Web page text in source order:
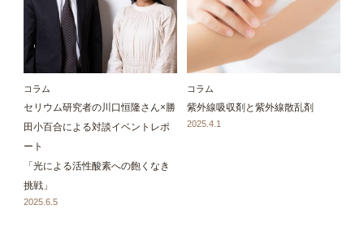
コラム
セリウム研究者の川口恒隆さん×勝
田小百合による対談イベントレポ
ート
「光による活性酸素への飽くなき
挑戦」
2025.6.5
コラム
紫外線吸収剤と紫外線散乱剤
2025.4.1